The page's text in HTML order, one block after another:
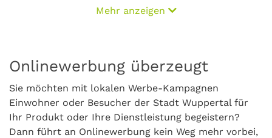
Mehr anzeigen
Onlinewerbung überzeugt
Sie möchten mit lokalen Werbe-Kampagnen
Einwohner oder Besucher der Stadt Wuppertal für
Ihr Produkt oder Ihre Dienstleistung begeistern?
Dann führt an Onlinewerbung kein Weg mehr vorbei,